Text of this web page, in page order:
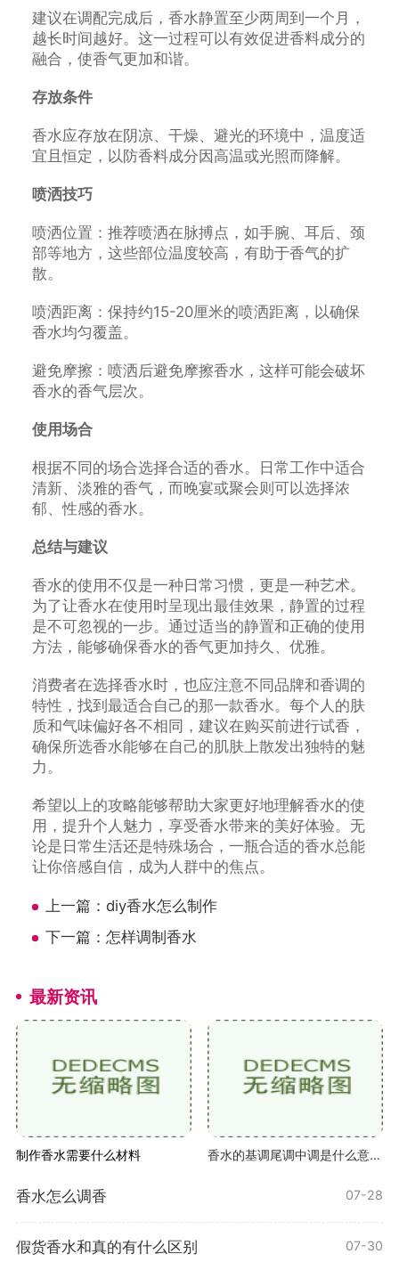
建议在调配完成后，香水静置至少两周到一个月，
越长时间越好。这一过程可以有效促进香料成分的
融合，使香气更加和谐。
存放条件
香水应存放在阴凉、干燥、避光的环境中，温度适
宜且恒定，以防香料成分因高温或光照而降解。
喷洒技巧
喷洒位置：推荐喷洒在脉搏点，如手腕、耳后、颈
部等地方，这些部位温度较高，有助于香气的扩
散。
喷洒距离：保持约15-20厘米的喷洒距离，以确保
香水均匀覆盖。
避免摩擦：喷洒后避免摩擦香水，这样可能会破坏
香水的香气层次。
使用场合
根据不同的场合选择合适的香水。日常工作中适合
清新、淡雅的香气，而晚宴或聚会则可以选择浓
郁、性感的香水。
总结与建议
香水的使用不仅是一种日常习惯，更是一种艺术。
为了让香水在使用时呈现出最佳效果，静置的过程
是不可忽视的一步。通过适当的静置和正确的使用
方法，能够确保香水的香气更加持久、优雅。
消费者在选择香水时，也应注意不同品牌和香调的
特性，找到最适合自己的那一款香水。每个人的肤
质和气味偏好各不相同，建议在购买前进行试香，
确保所选香水能够在自己的肌肤上散发出独特的魅
力。
希望以上的攻略能够帮助大家更好地理解香水的使
用，提升个人魅力，享受香水带来的美好体验。无
论是日常生活还是特殊场合，一瓶合适的香水总能
让你倍感自信，成为人群中的焦点。
上一篇： diy香水怎么制作
下一篇： 怎样调制香水
最新资讯
制作香水需要什么材料 香水的基调尾调中调是什么意思啊
香水怎么调香 07-28
假货香水和真的有什么区别 07-30